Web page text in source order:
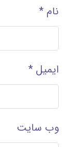
نام*
ایمیل*
وب‌ سایت